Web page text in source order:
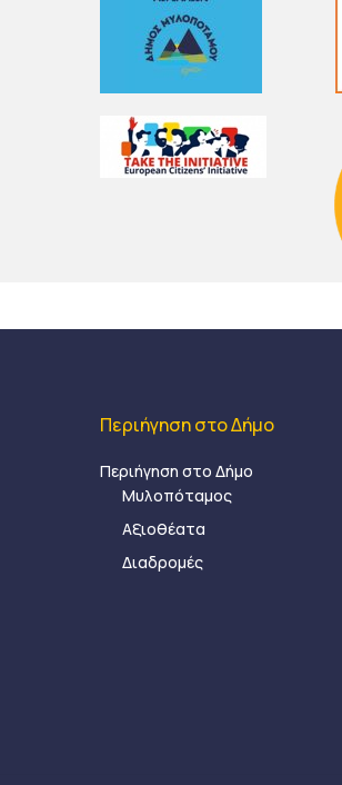
Περιήγηση στο Δήμο
Περιήγηση στο Δήμο
Μυλοπόταμος
Αξιοθέατα
Διαδρομές